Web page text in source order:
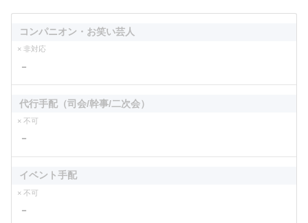
コンパニオン・お笑い芸人
× 非対応
－
代行手配（司会/幹事/二次会）
× 不可
－
イベント手配
× 不可
－